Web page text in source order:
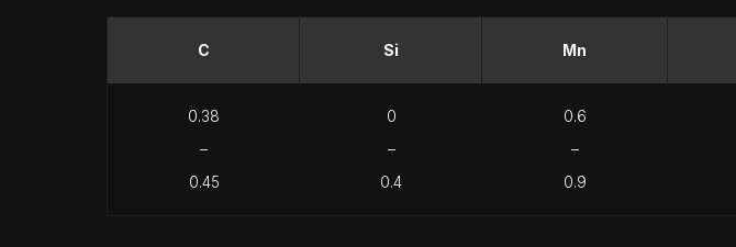
C
0.38
–
0.45
Si
0
–
0.4
Mn
0.6
–
0.9